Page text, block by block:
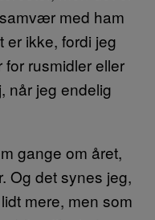
med ham
er ikke, fordi jeg
rusmidler eller
når jeg endelig
gange om året,
Og det synes jeg,
mere, men som